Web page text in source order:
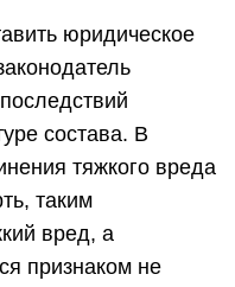
юридическое
состава. В
тяжкого вреда
таким
вред, а
признаком не